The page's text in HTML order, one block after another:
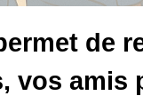
de
vos amis